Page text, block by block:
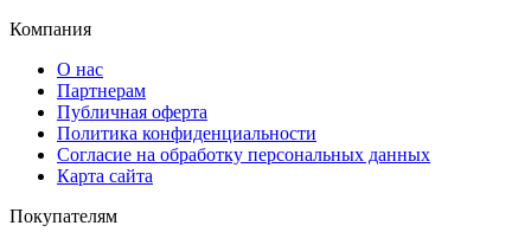
Компания
О нас
Партнерам
Публичная оферта
Политика конфиденциальности
Согласие на обработку персональных данных
Карта сайта
Покупателям